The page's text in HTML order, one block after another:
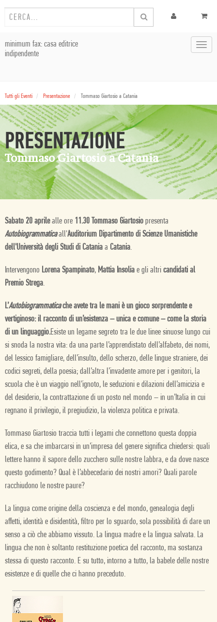
minimum fax: casa editrice
indipendente
Tutti gli Eventi Presentazione Tommaso Giartosio a Catania
PRESENTAZIONE
Tommaso Giartosio a Catania
Sabato 20 aprilealle ore 11.30 Tommaso Giartosio presenta
Autobiogrammaticaall'Auditorium Dipartimento di Scienze Umanistiche
dell'Università degli Studi di Catania a Catania.
Intervengono Lorena Spampinato, Mattia Insolia e gli altri candidati al
Premio Strega.
L’Autobiogrammaticache avete tra le mani è un gioco sorprendente e
vertiginoso: il racconto di un’esistenza – unica e comune – come la storia
di un linguaggio.Esiste un legame segreto tra le due linee sinuose lungo cui
si snoda la nostra vita: da una parte l’apprendistato dell’alfabeto, dei nomi,
del lessico famigliare, dell’insulto, dello scherzo, delle lingue straniere, dei
codici segreti, della poesia; dall’altra l’invadente amore per i genitori, la
scuola che è un viaggio nell’ignoto, le seduzioni e dilazioni dell’amicizia e
del desiderio, la contrattazione di un posto nel mondo – in un’Italia in cui
regnano il privilegio, il pregiudizio, la violenza politica e privata.
Tommaso Giartosio traccia tutti i legami che connettono questa doppia
elica, e sa che imbarcarsi in un’impresa del genere significa chiedersi: quali
lettere hanno il sapore dello zucchero sulle nostre labbra, e da dove nasce
questo godimento? Qual è l’abbecedario dei nostri amori? Quali parole
racchiudono le nostre paure?
La lingua come origine della coscienza e del mondo, genealogia degli
affetti, identità e disidentità, filtro per lo sguardo, sola possibilità di dare un
senso a ciò che abbiamo vissuto. La lingua madre e la lingua salvata. La
lingua che non è soltanto restituzione poetica del racconto, ma sostanza
stessa di questo racconto. E su tutto, intorno a tutto, la babele delle nostre
esistenze e di quelle che ci hanno preceduto.